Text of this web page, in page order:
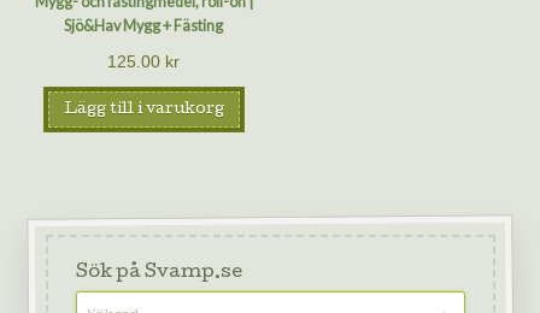
Sjö&Hav Mygg + Fästing
125.00 kr
Lägg till i varukorg
Sök på Svamp.se